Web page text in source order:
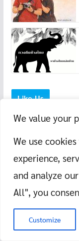
We value your
We use
experience,
and analyze
All", you
Customize
Like Us
camping Chanthaburi
Project Approach
tourist Thailand
ครูสอนว่ายน้ำจั